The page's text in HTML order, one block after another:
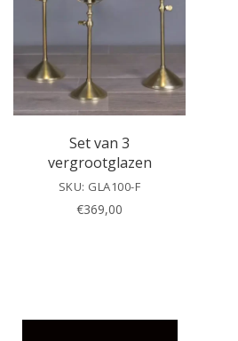
i
s
f
e
Set van 3
vergrootglazen
SKU: GLA100-F
€369,00